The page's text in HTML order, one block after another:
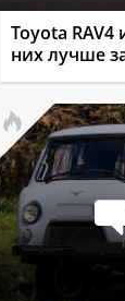
Toyota RAV4
них лучше